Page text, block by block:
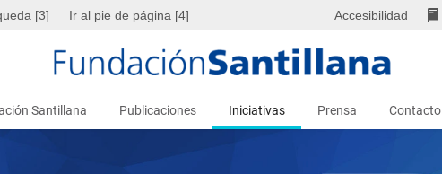
[3] Ir al pie de página [4] Accesibilidad
Santillana Publicaciones Iniciativas Prensa Contacto